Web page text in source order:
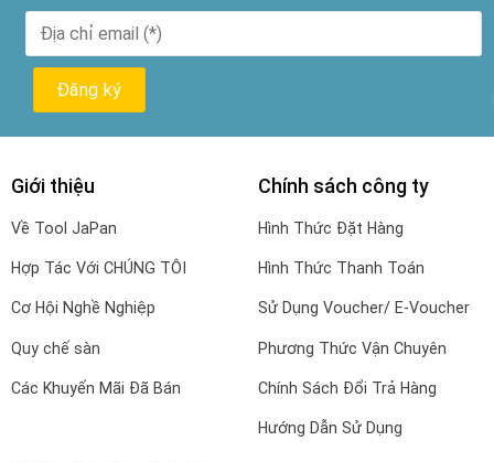
Giới thiệu
Về Tool JaPan
Hợp Tác Với CHÚNG TÔI
Cơ Hội Nghề Nghiệp
Quy chế sàn
Các Khuyến Mãi Đã Bán
Chính sách công ty
Hình Thức Đặt Hàng
Hình Thức Thanh Toán
Sử Dụng Voucher/ E-Voucher
Phương Thức Vận Chuyên
Chính Sách Đổi Trả Hàng
Hướng Dẫn Sử Dụng